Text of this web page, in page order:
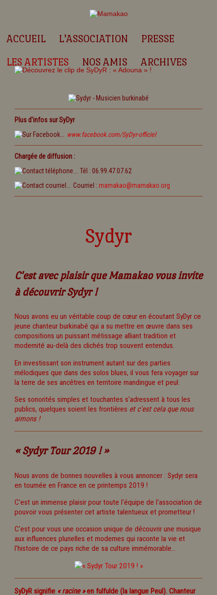
ACCUEIL L'ASSOCIATION
PRESSE
LES ARTISTES
NOS AMIS ARCHIVES
Plus d'infos sur SyDyr
www.facebook.com/SyDyr-officiel
Chargée de diffusion :
Tél : 06.99.47.07.62
Courriel : mamakao@mamakao.org
Sydyr
C'est avec plaisir que Mamakao vous invite
à découvrir Sydyr !
Nous avons eu un véritable coup de cœur en écoutant SyDyr ce
jeune chanteur burkinabé qui a su mettre en œuvre dans ses
compositions un puissant métissage alliant tradition et
modernité au-delà des clichés trop souvent entendus.
En investissant son instrument autant sur des parties
mélodiques que dans des solos blues, il vous fera voyager sur
la terre de ses ancêtres en territoire mandingue et peul.
Ses sonorités simples et touchantes s'adressent à tous les
publics, quelques soient les frontières et c'est cela que nous
aimons !
« Sydyr Tour 2019 ! »
Nous avons de bonnes nouvelles à vous annoncer : Sydyr sera
en tournée en France en ce printemps 2019 !
C'est un immense plaisir pour toute l'équipe de l'association de
pouvoir vous présenter cet artiste talentueux et prometteur !
C'est pour vous une occasion unique de découvrir une musique
aux influences plurielles et modernes qui raconte la vie et
l'histoire de ce pays riche de sa culture immémorable...
SyDyR signifie « racine »en fulfulde (la langue Peul). Chanteur